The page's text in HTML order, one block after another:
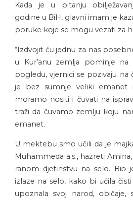
Kada je u pitanju
godine u BiH, glavni imam je
poruke koje se mogu vezati za
“Izdvojit ću jednu za nas
u Kur’anu zemlja pominje
pogledu, vjernici se pozivaju na
je bez sumnje veliki emanet
moramo nositi i čuvati na
traži da čuvamo zemlju koju
emanet.
U mektebu smo učili da je
Muhammeda a.s., hazreti
ranom djetinstvu na selo. Bio
izlaze na selo, kako bi učila
upoznala svoj narod, običaje,